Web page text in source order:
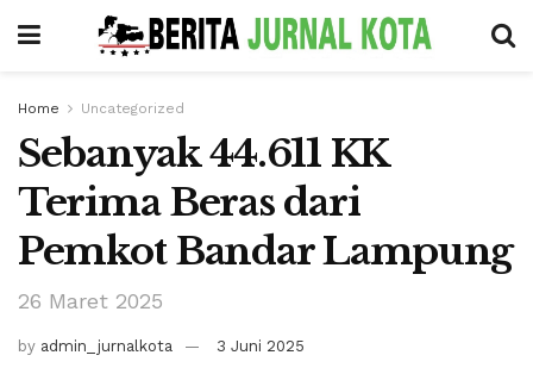
Home Uncategorized
Sebanyak 44.611 KK
Terima Beras dari
Pemkot Bandar Lampung
26 Maret 2025
by admin_jurnalkota 3 Juni 2025